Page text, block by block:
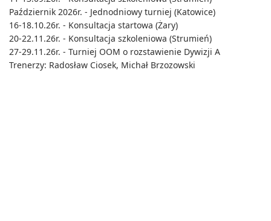
Październik 2026r. - Jednodniowy turniej (Katowice)
16-18.10.26r. - Konsultacja startowa (Żary)
20-22.11.26r. - Konsultacja szkoleniowa (Strumień)
27-29.11.26r. - Turniej OOM o rozstawienie Dywizji A
Trenerzy: Radosław Ciosek, Michał Brzozowski